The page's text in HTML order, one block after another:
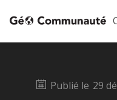
Publié le 29